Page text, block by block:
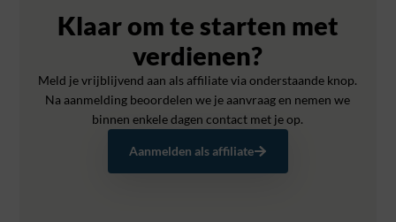
Klaar om te starten met
verdienen?
Meld je vrijblijvend aan als affiliate via onderstaande knop.
Na aanmelding beoordelen we je aanvraag en nemen we
binnen enkele dagen contact met je op.
Aanmelden als affiliate